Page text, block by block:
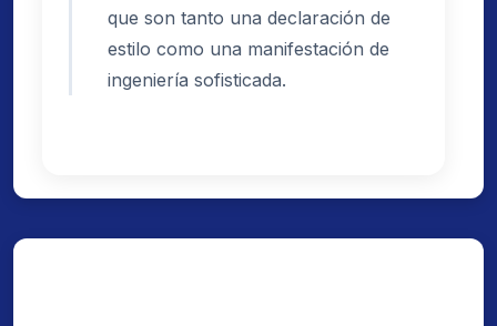
que son tanto una declaración de
estilo como una manifestación de
ingeniería sofisticada.